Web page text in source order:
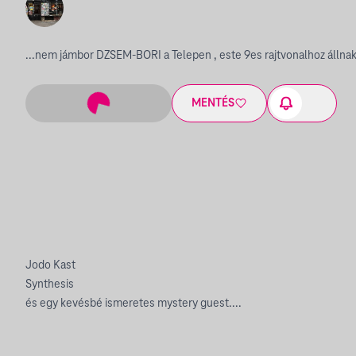
...nem jámbor DZSEM-BORI a Telepen , este 9es rajtvonalhoz
MENTÉS
Jodo Kast
Synthesis
és egy kevésbé ismeretes mystery guest....